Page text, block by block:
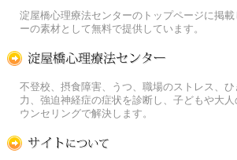
淀屋橋心理療法センターのトップページに掲載
ーの素材として無料で提供しています。
不登校、摂食障害、うつ、職場のストレス、
力、強迫神経症の症状を診断し、子どもや大
ウンセリングで解決します。